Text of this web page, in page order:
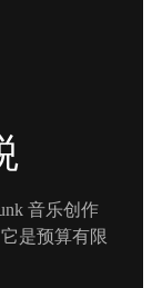
音乐创作
是预算有限